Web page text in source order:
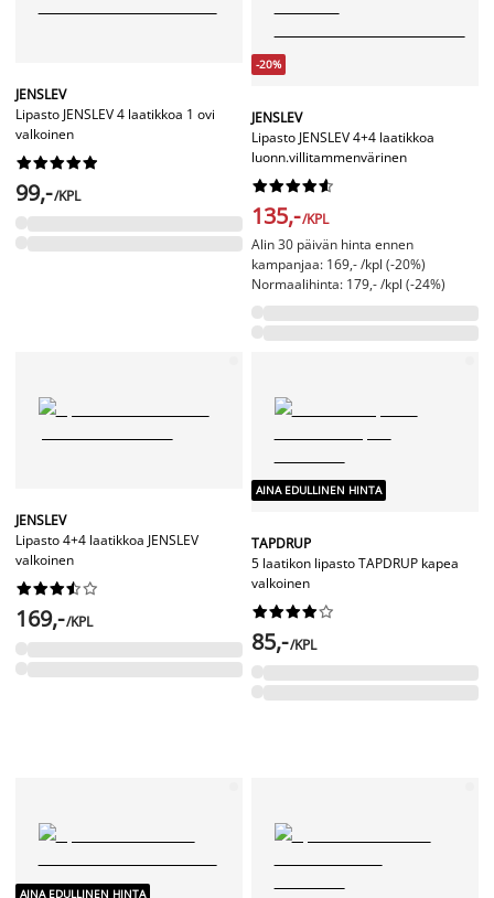
JENSLEV
Lipasto JENSLEV 4 laatikkoa 1 ovi
valkoinen






99,-/KPL
-20%
JENSLEV
Lipasto JENSLEV 4+4 laatikkoa
luonn.villitammenvärinen






135,-/KPL
Alin 30 päivän hinta ennen
kampanjaa: 169,- /kpl (-20%)
Normaalihinta: 179,- /kpl (-24%)
JENSLEV
Lipasto 4+4 laatikkoa JENSLEV
valkoinen






169,-/KPL
AINA EDULLINEN HINTA
TAPDRUP
5 laatikon lipasto TAPDRUP kapea
valkoinen






85,-/KPL
AINA EDULLINEN HINTA